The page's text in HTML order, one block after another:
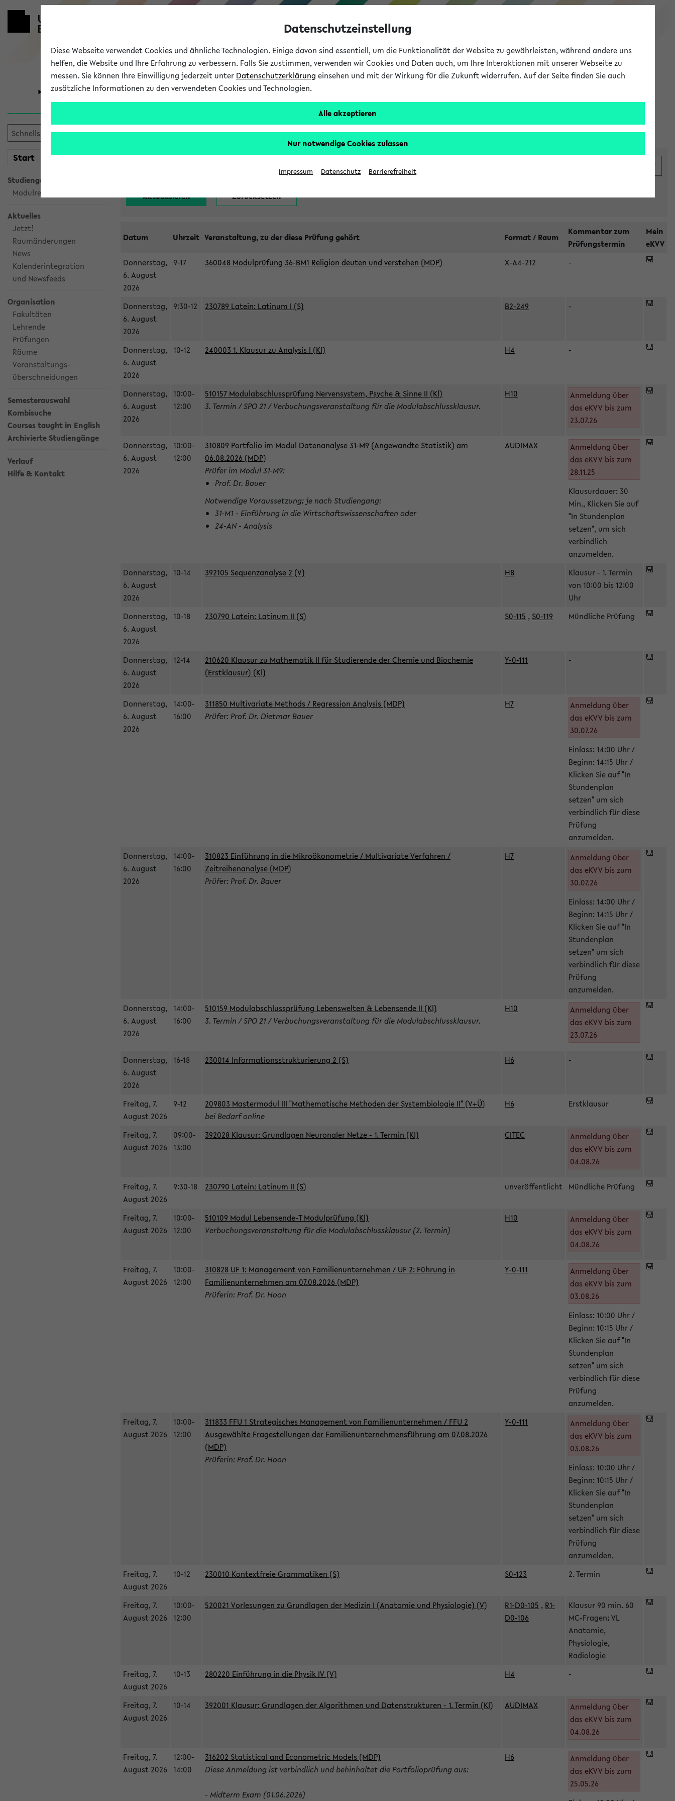
eKVV
Universität Forschung Studium
Start meineKVV
Studiengangsauswahl
Modulrecherche
Aktuelles
Jetzt!
Raumänderungen
News
Kalenderintegration
und Newsfeeds
Organisation
Fakultäten
Lehrende
Prüfungen
Räume
Veranstaltungs-
überschneidungen
Semesterauswahl
Kombisuche
Courses taught in English
Archivierte Studiengänge
Verlauf
Hilfe & Kontakt
Alle noch stattfindenden Prüfungen
Datum Uhrzeit Veranstaltung, zu der diese Prüfung gehört Format / Raum
Kommentar zum
Prüfungstermin
Mein
eKVV
Donnerstag,
6. August
2026
9-17 360048 Modulprüfung 36-BM1 Religion deuten und verstehen (MDP) X-A4-212 -
Donnerstag,
6. August
2026
9:30-12 230789 Latein: Latinum I (S) B2-249 -
Donnerstag,
6. August
2026
10-12 240003 1. Klausur zu Analysis I (Kl) H4 -
Donnerstag,
6. August
2026
10:00-
12:00
510157 Modulabschlussprüfung Nervensystem, Psyche & Sinne II (Kl)
3. Termin / SPO 21 / Verbuchungsveranstaltung für die Modulabschlussklausur.
H10
Anmeldung über
das eKVV bis zum
23.07.26
Donnerstag,
6. August
2026
10:00-
12:00
310809 Portfolio im Modul Datenanalyse 31-M9 (Angewandte Statistik) am
06.08.2026 (MDP)
Prüfer im Modul 31-M9:
Prof. Dr. Bauer
Notwendige Voraussetzung; je nach Studiengang:
31-M1 - Einführung in die Wirtschaftswissenschaften oder
24-AN - Analysis
AUDIMAX
Anmeldung über
das eKVV bis zum
28.11.25
Klausurdauer: 30
Min., Klicken Sie auf
"In Stundenplan
setzen", um sich
verbindlich
anzumelden.
Donnerstag,
6. August
2026
10-14 392105 Sequenzanalyse 2 (V) H8
Klausur - 1. Termin
von 10:00 bis 12:00
Uhr
Donnerstag,
6. August
2026
10-18 230790 Latein: Latinum II (S) S0-115 , S0-119 Mündliche Prüfung
Donnerstag,
6. August
2026
12-14
210620 Klausur zu Mathematik II für Studierende der Chemie und Biochemie
(Erstklausur) (Kl)
Y-0-111 -
Donnerstag,
6. August
2026
14:00-
16:00
311850 Multivariate Methods / Regression Analysis (MDP)
Prüfer: Prof. Dr. Dietmar Bauer
H7
Anmeldung über
das eKVV bis zum
30.07.26
Einlass: 14:00 Uhr /
Beginn: 14:15 Uhr /
Klicken Sie auf "In
Stundenplan
setzen" um sich
verbindlich für diese
Prüfung
anzumelden.
Donnerstag,
6. August
2026
14:00-
16:00
310823 Einführung in die Mikroökonometrie / Multivariate Verfahren /
Zeitreihenanalyse (MDP)
Prüfer: Prof. Dr. Bauer
H7
Anmeldung über
das eKVV bis zum
30.07.26
Einlass: 14:00 Uhr /
Beginn: 14:15 Uhr /
Klicken Sie auf "In
Stundenplan
setzen" um sich
verbindlich für diese
Prüfung
anzumelden.
Donnerstag,
6. August
2026
14:00-
16:00
510159 Modulabschlussprüfung Lebenswelten & Lebensende II (Kl)
3. Termin / SPO 21 / Verbuchungsveranstaltung für die Modulabschlussklausur.
H10
Anmeldung über
das eKVV bis zum
23.07.26
Donnerstag,
6. August
2026
16-18 230014 Informationsstrukturierung 2 (S) H6 -
Freitag, 7.
August 2026
9-12
209803 Mastermodul III "Mathematische Methoden der Systembiologie II" (V+Ü)
bei Bedarf online
H6 Erstklausur
Freitag, 7.
August 2026
09:00-
13:00
392028 Klausur: Grundlagen Neuronaler Netze - 1. Termin (Kl) CITEC
Anmeldung über
das eKVV bis zum
04.08.26
Freitag, 7.
August 2026
9:30-18 230790 Latein: Latinum II (S) unveröffentlicht Mündliche Prüfung
Freitag, 7.
August 2026
10:00-
12:00
510109 Modul Lebensende-T Modulprüfung (Kl)
Verbuchungsveranstaltung für die Modulabschlussklausur (2. Termin)
H10
Anmeldung über
das eKVV bis zum
04.08.26
Freitag, 7.
August 2026
10:00-
12:00
310828 UF 1: Management von Familienunternehmen / UF 2: Führung in
Familienunternehmen am 07.08.2026 (MDP)
Prüferin: Prof. Dr. Hoon
Y-0-111
Anmeldung über
das eKVV bis zum
03.08.26
Einlass: 10:00 Uhr /
Beginn: 10:15 Uhr /
Klicken Sie auf "In
Stundenplan
setzen" um sich
verbindlich für diese
Prüfung
anzumelden.
Freitag, 7.
August 2026
10:00-
12:00
311833 FFU 1 Strategisches Management von Familienunternehmen / FFU 2
Ausgewählte Fragestellungen der Familienunternehmensführung am 07.08.2026
(MDP)
Prüferin: Prof. Dr. Hoon
Y-0-111
Anmeldung über
das eKVV bis zum
03.08.26
Einlass: 10:00 Uhr /
Beginn: 10:15 Uhr /
Klicken Sie auf "In
Stundenplan
setzen" um sich
verbindlich für diese
Prüfung
anzumelden.
Freitag, 7.
August 2026
10-12 230010 Kontextfreie Grammatiken (S) S0-123 2. Termin
Freitag, 7.
August 2026
10:00-
12:00
520021 Vorlesungen zu Grundlagen der Medizin I (Anatomie und Physiologie) (V) R1-D0-105 , R1-
D0-106
Klausur 90 min. 60
MC-Fragen; VL
Anatomie,
Physiologie,
Radiologie
Freitag, 7.
August 2026
10-13 280220 Einführung in die Physik IV (V) H4 -
Freitag, 7.
August 2026
10-14 392001 Klausur: Grundlagen der Algorithmen und Datenstrukturen - 1. Termin (Kl) AUDIMAX
Anmeldung über
das eKVV bis zum
04.08.26
Freitag, 7.
August 2026
12:00-
14:00
316202 Statistical and Econometric Models (MDP)
Diese Anmeldung ist verbindlich und behinhaltet die Portfolioprüfung aus:
- Midterm Exam (01.06.2026)
H6
Anmeldung über
das eKVV bis zum
25.05.26
Datenschutzeinstellung
Diese Webseite verwendet Cookies und ähnliche Technologien. Einige davon sind essentiell, um die Funktionalität der Website zu gewährleisten, während andere uns
helfen, die Website und Ihre Erfahrung zu verbessern. Falls Sie zustimmen, verwenden wir Cookies und Daten auch, um Ihre Interaktionen mit unserer Webseite zu
messen. Sie können Ihre Einwilligung jederzeit unter Datenschutzerklärung einsehen und mit der Wirkung für die Zukunft widerrufen. Auf der Seite finden Sie auch
zusätzliche Informationen zu den verwendeten Cookies und Technologien.
Alle akzeptieren
Nur notwendige Cookies zulassen
Impressum Datenschutz Barrierefreiheit